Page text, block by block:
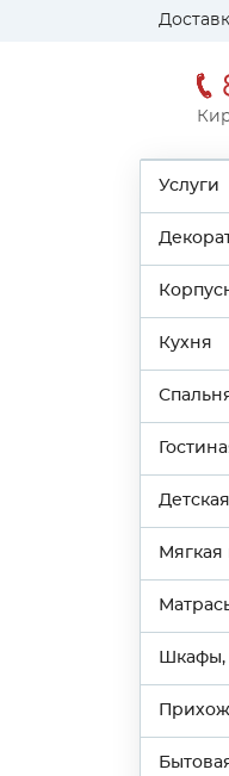
Услуги
Кухня
Детская
Мягкая
Шкафы,